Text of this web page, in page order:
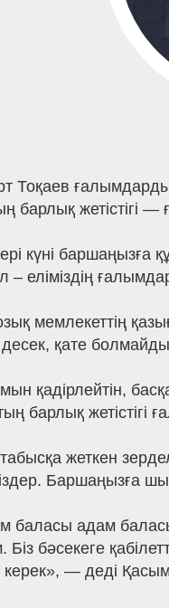
ғалымдарды
барлық жетістігі
күні баршаңызға
еліміздің
мемлекеттің
қате
қадірлейтін,
барлық жетістігі
жеткен
Баршаңызға
баласы адам
Біз бәсекеге
керек», — деді